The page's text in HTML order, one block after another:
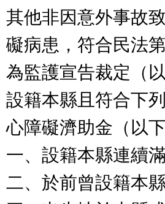
其他非因意外事故
礙病患，符合民法
為監護宣告裁定（
設籍本縣且符合下
心障礙濟助金（以
一、設籍本縣連續滿
二、於前曾設籍本